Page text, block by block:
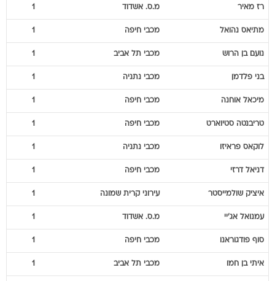
רז מאיר מ.ס. אשדוד 1
מתיאס נהואל מכבי חיפה 1
נועם בן הרוש מכבי תל אביב 1
בני פלדמן מכבי נתניה 1
מיכאל אוחנה מכבי חיפה 1
טריבנטה סטיוארט מכבי חיפה 1
לוקאס פראיזו מכבי נתניה 1
דניאל דרזי מכבי חיפה 1
איציק שולמייסטר עירוני קרית שמונה 1
עמנואל אג'יי מ.ס. אשדוד 1
סוף פודגוראנו מכבי חיפה 1
איתי בן חמו מכבי תל אביב 1